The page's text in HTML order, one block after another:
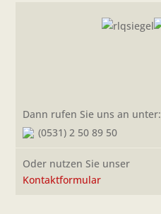
Dann rufen Sie uns an unter:
(0531) 2 50 89 50
Oder nutzen Sie unser
Kontaktformular